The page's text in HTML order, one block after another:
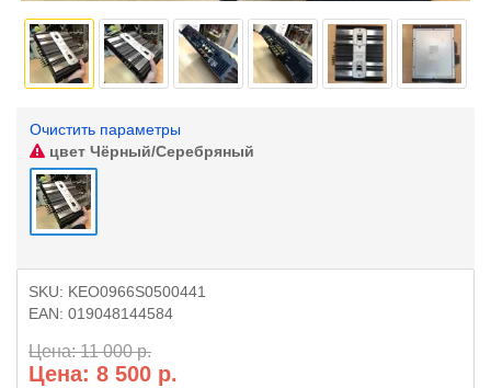
Очистить параметры
цвет Чёрный/Серебряный
SKU: KEO0966S0500441
EAN: 019048144584
Цена: 11 000 р.
Цена: 8 500 р.